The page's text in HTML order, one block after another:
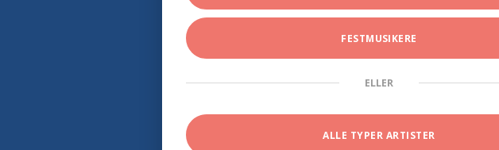
FESTMUSIKERE
ELLER
ALLE TYPER ARTISTER